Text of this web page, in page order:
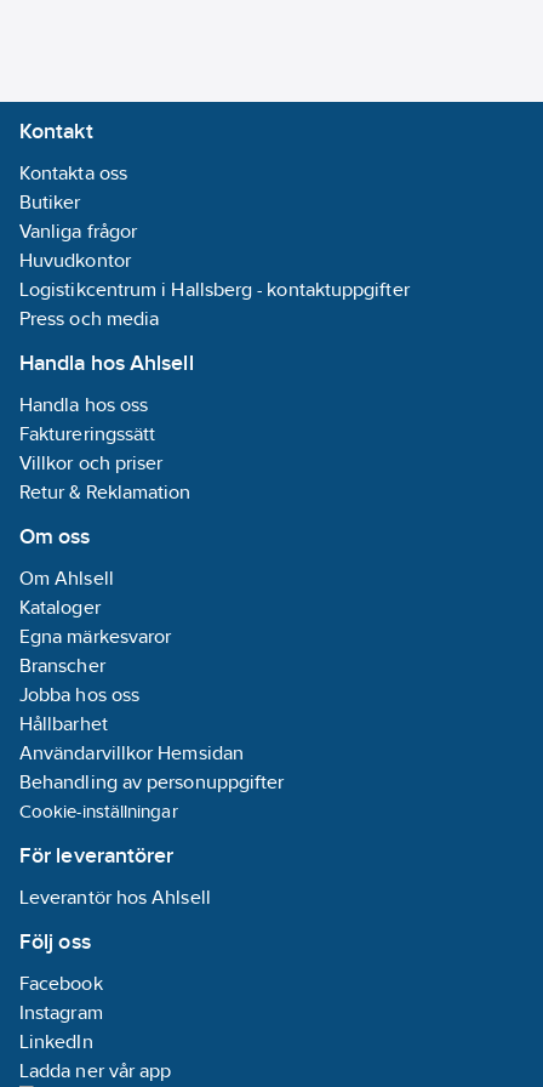
LoRaWAN®
nätverksanslutningen.
Det finns inget behov
av extern
strömförsörjning.
Beroende på
sändningsinställningar
enhetens batteri räcka
i 5 år.
Artikelnummer:
Lev. artikelnr: 30006
Ean
Materialklass
Kontakt
Kontakta oss
Butiker
Vanliga frågor
Huvudkontor
Logistikcentrum i Hallsberg - kontaktuppgifter
Press och media
Handla hos Ahlsell
Handla hos oss
Faktureringssätt
Villkor och priser
Retur & Reklamation
Om oss
Om Ahlsell
Kataloger
Egna märkesvaror
Branscher
Jobba hos oss
Hållbarhet
Användarvillkor Hemsidan
Behandling av personuppgifter
Cookie-inställningar
För leverantörer
Leverantör hos Ahlsell
Följ oss
Facebook
Instagram
LinkedIn
Ladda ner vår app